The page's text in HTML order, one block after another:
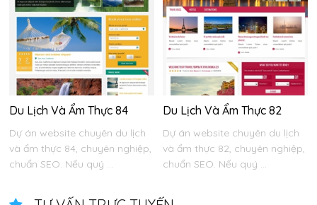
Du Lịch Và Ẩm Thực 84
Dự án website chuyên du lịch
và ẩm thực 84, chuyên nghiệp,
chuẩn SEO. Nếu quý ...
Du Lịch Và Ẩm Thực 82
Dự án website chuyên du lịch
và ẩm thực 82, chuyên nghiệp,
chuẩn SEO. Nếu quý ...